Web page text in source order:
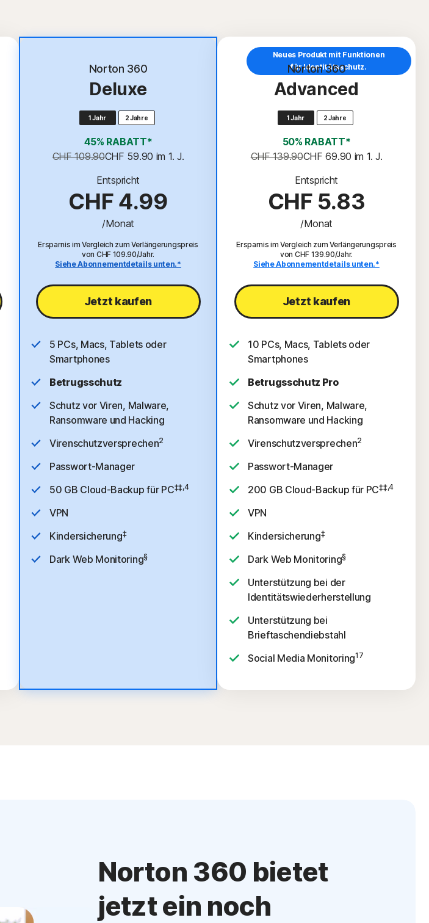
Top-Angebot
Norton 360
Deluxe
1 Jahr 2 Jahre
45% RABATT*
CHF 109.90CHF 59.90 im 1. J.
Entspricht
CHF 4.99
/Monat
Ersparnis im Vergleich zum Verlängerungspreis
von CHF 109.90/Jahr.
Siehe Abonnementdetails unten.*
Jetzt kaufen
5 PCs, Macs, Tablets oder
Smartphones
Betrugsschutz
Schutz vor Viren, Malware,
Ransomware und Hacking
Virenschutzversprechen2
Passwort-Manager
50 GB Cloud-Backup für PC‡‡,4
VPN
Kindersicherung‡
Dark Web Monitoring§
Neues Produkt mit Funktionen
für Identitätsschutz.
Norton 360
Advanced
1 Jahr 2 Jahre
50% RABATT*
CHF 139.90CHF 69.90 im 1. J.
Entspricht
CHF 5.83
/Monat
Ersparnis im Vergleich zum Verlängerungspreis
von CHF 139.90/Jahr.
Siehe Abonnementdetails unten.*
Jetzt kaufen
10 PCs, Macs, Tablets oder
Smartphones
Betrugsschutz Pro
Schutz vor Viren, Malware,
Ransomware und Hacking
Virenschutzversprechen2
Passwort-Manager
200 GB Cloud-Backup für PC‡‡,4
VPN
Kindersicherung‡
Dark Web Monitoring§
Unterstützung bei der
Identitätswiederherstellung
Unterstützung bei
Brieftaschendiebstahl
Social Media Monitoring17
Norton 360 bietet
jetzt ein noch